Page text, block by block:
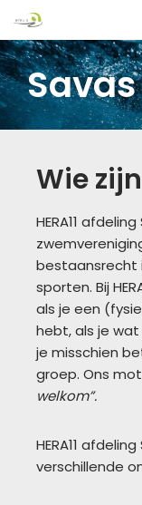
Ga
naar
de
inhoud
Savas
Wie
HERA11
bestaansrecht
sporten. Bij
als je een
hebt, als je
je misschien
groep. Ons
welkom”.
HERA11
verschillende